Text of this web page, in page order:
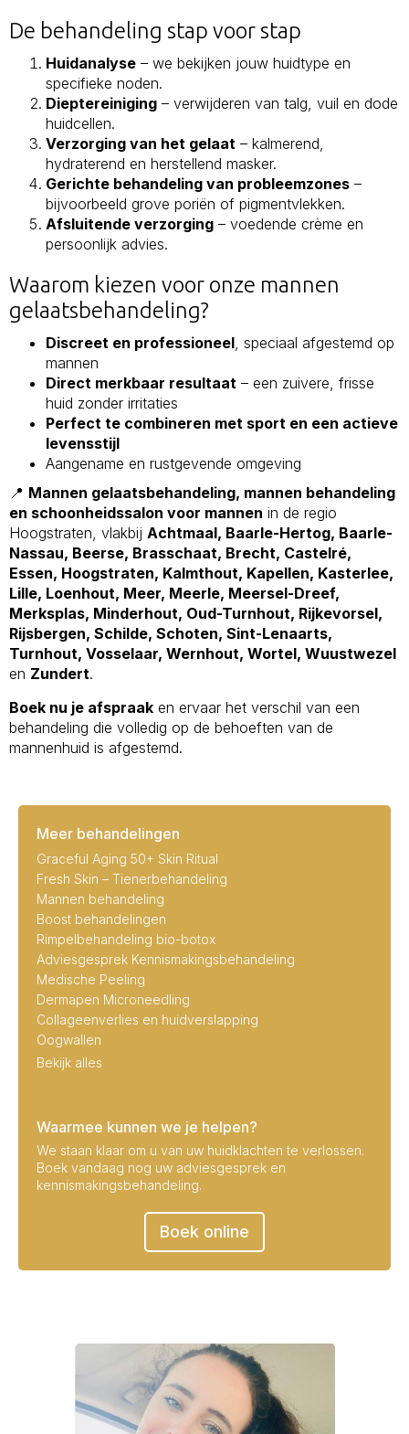
De behandeling stap voor stap
Huidanalyse – we bekijken jouw huidtype en
specifieke noden.
Dieptereiniging – verwijderen van talg, vuil en dode
huidcellen.
Verzorging van het gelaat – kalmerend,
hydraterend en herstellend masker.
Gerichte behandeling van probleemzones –
bijvoorbeeld grove poriën of pigmentvlekken.
Afsluitende verzorging – voedende crème en
persoonlijk advies.
Waarom kiezen voor onze mannen
gelaatsbehandeling?
Discreet en professioneel , speciaal afgestemd op
mannen
Direct merkbaar resultaat – een zuivere, frisse
huid zonder irritaties
Perfect te combineren met sport en een actieve
levensstijl
Aangename en rustgevende omgeving
📍 Mannen gelaatsbehandeling, mannen behandeling
en schoonheidssalon voor mannen in de regio
Hoogstraten, vlakbij Achtmaal, Baarle-Hertog, Baarle-
Nassau, Beerse, Brasschaat, Brecht, Castelré,
Essen, Hoogstraten, Kalmthout, Kapellen, Kasterlee,
Lille, Loenhout, Meer, Meerle, Meersel-Dreef,
Merksplas, Minderhout, Oud-Turnhout, Rijkevorsel,
Rijsbergen, Schilde, Schoten, Sint-Lenaarts,
Turnhout, Vosselaar, Wernhout, Wortel, Wuustwezel
en Zundert.
Boek nu je afspraak en ervaar het verschil van een
behandeling die volledig op de behoeften van de
mannenhuid is afgestemd.
Meer behandelingen
Graceful Aging 50+ Skin Ritual
Fresh Skin – Tienerbehandeling
Mannen behandeling
Boost behandelingen
Rimpelbehandeling bio-botox
Adviesgesprek Kennismakingsbehandeling
Medische Peeling
Dermapen Microneedling
Collageenverlies en huidverslapping
Oogwallen
Bekijk alles
Waarmee kunnen we je helpen?
We staan klaar om u van uw huidklachten te verlossen.
Boek vandaag nog uw adviesgesprek en
kennismakingsbehandeling.
Boek online